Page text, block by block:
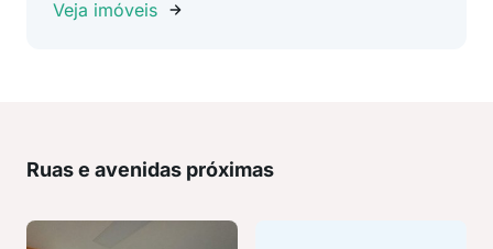
Veja imóveis
Ruas e avenidas próximas